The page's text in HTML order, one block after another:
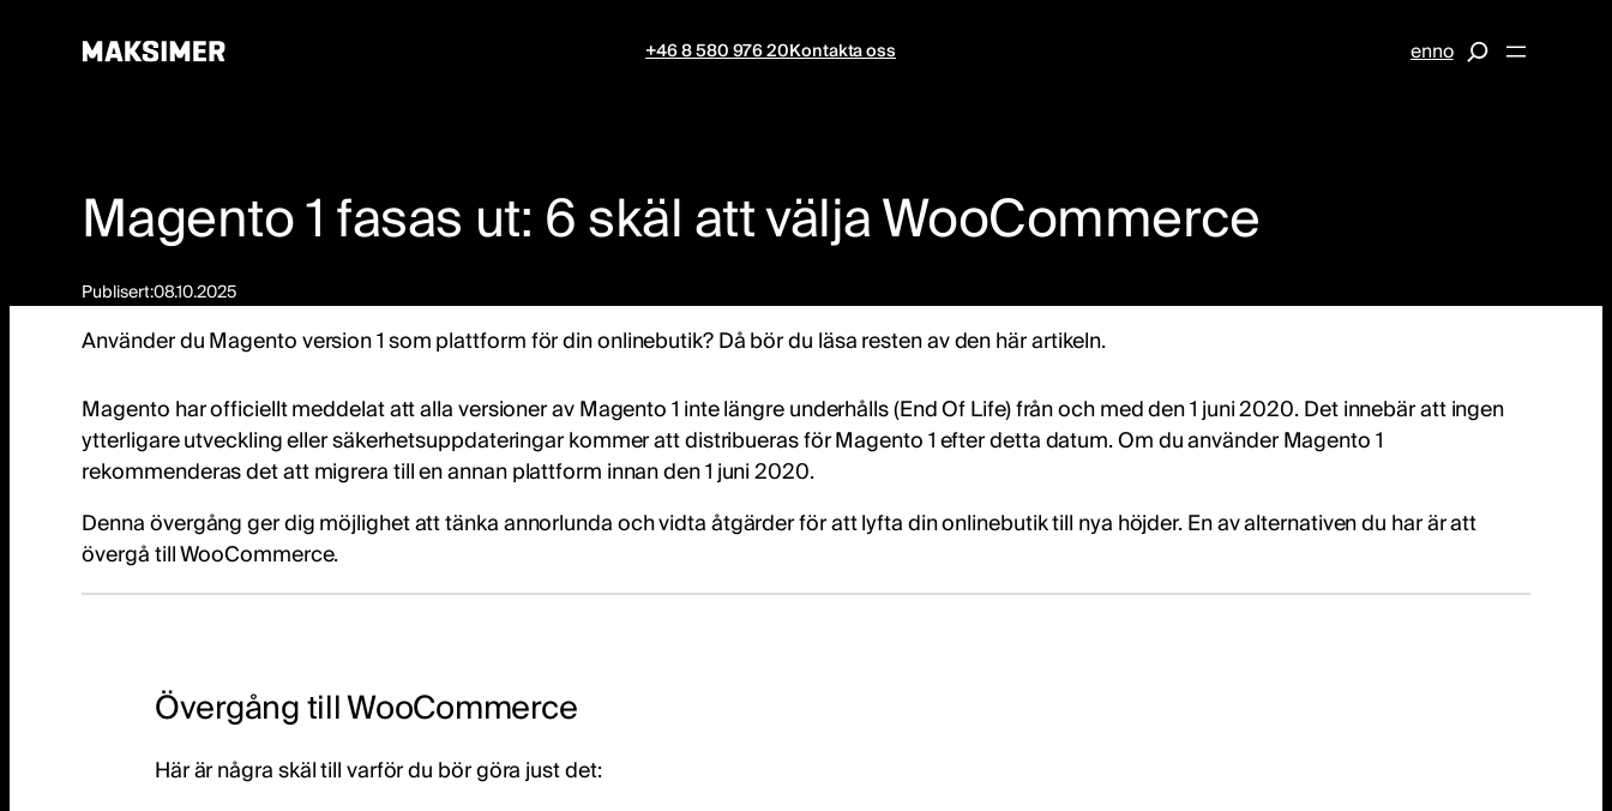
+46 8 580 976 20Kontakta oss ennoS
Magento 1 fasas ut: 6 skäl att välja WooCommerce
Publisert:08.10.2025
Använder du Magento version 1 som plattform för din onlinebutik? Då bör du läsa resten av den här artikeln.
Magento har officiellt meddelat att alla versioner av Magento 1 inte längre underhålls (End Of Life) från och med den 1 juni 2020. Det innebär att ingen
ytterligare utveckling eller säkerhetsuppdateringar kommer att distribueras för Magento 1 efter detta datum. Om du använder Magento 1
rekommenderas det att migrera till en annan plattform innan den 1 juni 2020.
Denna övergång ger dig möjlighet att tänka annorlunda och vidta åtgärder för att lyfta din onlinebutik till nya höjder. En av alternativen du har är att
övergå till WooCommerce.
Övergång till WooCommerce
Här är några skäl till varför du bör göra just det: